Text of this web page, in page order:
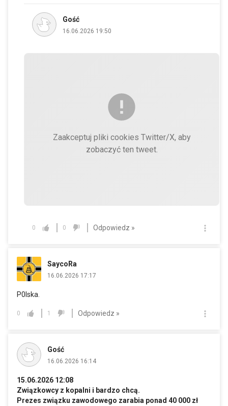
Gość
16.06.2026 19:50
Zaakceptuj pliki cookies Twitter/X, aby
zobaczyć ten tweet.
0 0 Odpowiedz »
SaycoRa
16.06.2026 17:17
P0lska.
0 1 Odpowiedz »
Gość
16.06.2026 16:14
15.06.2026 12:08
Związkowcy z kopalni i bardzo chcą.
Prezes związku zawodowego zarabia ponad 40 000 zł